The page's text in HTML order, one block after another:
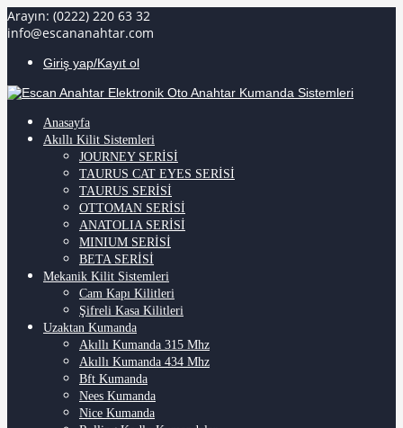
Arayın: (0222) 220 63 32
info@escananahtar.com
Giriş yap/Kayıt ol
Anasayfa
Akıllı Kilit Sistemleri
JOURNEY SERİSİ
TAURUS CAT EYES SERİSİ
TAURUS SERİSİ
OTTOMAN SERİSİ
ANATOLIA SERİSİ
MINIUM SERİSİ
BETA SERİSİ
Mekanik Kilit Sistemleri
Cam Kapı Kilitleri
Şifreli Kasa Kilitleri
Uzaktan Kumanda
Akıllı Kumanda 315 Mhz
Akıllı Kumanda 434 Mhz
Bft Kumanda
Nees Kumanda
Nice Kumanda